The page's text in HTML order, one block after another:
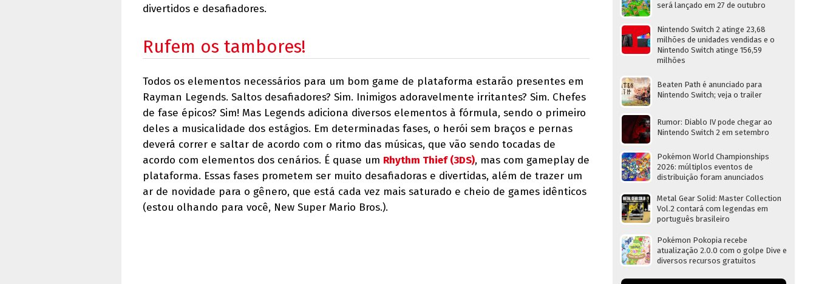
divertidos e desafiadores.
Rufem os tambores!
Todos os elementos necessários para um bom game de plataforma estarão presentes em
Rayman Legends. Saltos desafiadores? Sim. Inimigos adoravelmente irritantes? Sim. Chefes
de fase épicos? Sim! Mas Legends adiciona diversos elementos à fórmula, sendo o primeiro
deles a musicalidade dos estágios. Em determinadas fases, o herói sem braços e pernas
deverá correr e saltar de acordo com o ritmo das músicas, que vão sendo tocadas de
acordo com elementos dos cenários. É quase um Rhythm Thief (3DS), mas com gameplay de
plataforma. Essas fases prometem ser muito desafiadoras e divertidas, além de trazer um
ar de novidade para o gênero, que está cada vez mais saturado e cheio de games idênticos
(estou olhando para você, New Super Mario Bros.).
será lançado em 27 de outubro
Nintendo Switch 2 atinge 23,68
milhões de unidades vendidas e o
Nintendo Switch atinge 156,59
milhões
Beaten Path é anunciado para
Nintendo Switch; veja o trailer
Rumor: Diablo IV pode chegar ao
Nintendo Switch 2 em setembro
Pokémon World Championships
2026: múltiplos eventos de
distribuição foram anunciados
Metal Gear Solid: Master Collection
Vol.2 contará com legendas em
português brasileiro
Pokémon Pokopia recebe
atualização 2.0.0 com o golpe Dive e
diversos recursos gratuitos